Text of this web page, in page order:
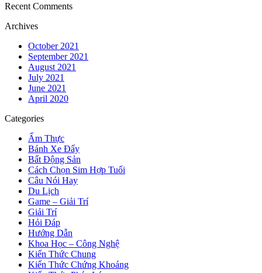
Recent Comments
Archives
October 2021
September 2021
August 2021
July 2021
June 2021
April 2020
Categories
Ẩm Thực
Bánh Xe Đẩy
Bất Động Sản
Cách Chọn Sim Hợp Tuổi
Câu Nói Hay
Du Lịch
Game – Giải Trí
Giải Trí
Hỏi Đáp
Hướng Dẫn
Khoa Học – Công Nghệ
Kiến Thức Chung
Kiến Thức Chứng Khoáng